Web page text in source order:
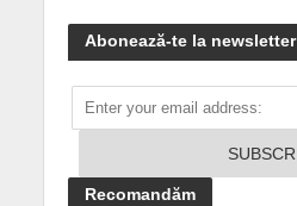
Abonează-te la newsletter
Recomandăm